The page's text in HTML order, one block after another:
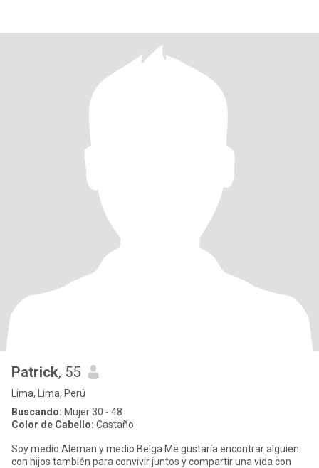
Patrick, 55
Lima, Lima, Perú
Buscando: Mujer 30 - 48
Color de Cabello: Castaño
Soy medio Aleman y medio Belga.Me gustaría encontrar alguien
con hijos también para convivir juntos y compartir una vida con